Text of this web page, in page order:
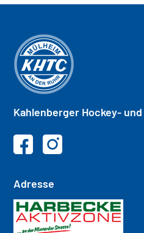
Kahlenberger Hockey- und
Adresse